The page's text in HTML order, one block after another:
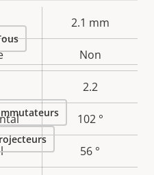
2.1 mm
Non
2.2
102 °
56 °